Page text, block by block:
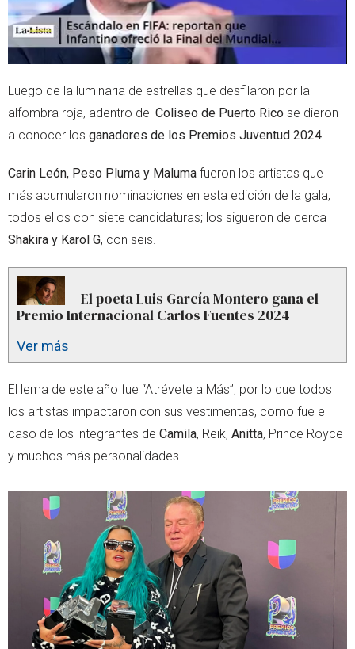
Luego de la luminaria de estrellas que desfilaron por la
alfombra roja, adentro del Coliseo de Puerto Rico se dieron
a conocer los ganadores de los Premios Juventud 2024
Carin León, Peso Pluma y Maluma fueron los artistas que
más acumularon nominaciones en esta edición de la gala,
todos ellos con siete candidaturas; los sigueron de cerca
Shakira y Karol G, con seis.
El poeta Luis García Montero gana el
Premio Internacional Carlos Fuentes 2024
Ver más
El lema de este año fue “Atrévete a Más”, por lo que todos
los artistas impactaron con sus vestimentas, como fue el
caso de los integrantes de Camila, Reik, Anitta, Prince Royce
y muchos más personalidades.